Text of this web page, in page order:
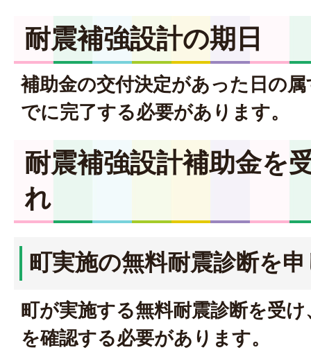
耐震補強設計の期日
補助金の交付決定があった日の
でに完了する必要があります。
耐震補強設計補助金を
れ
町実施の無料耐震診断を
町が実施する無料耐震診断を受
を確認する必要があります。